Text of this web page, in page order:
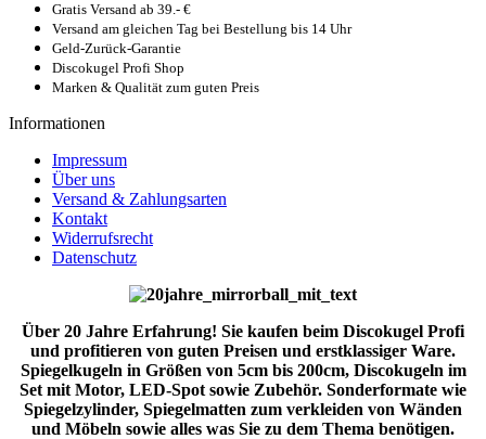
Gratis Versand ab 39.- €
Versand am gleichen Tag bei Bestellung bis 14 Uhr
Geld-Zurück-Garantie
Discokugel Profi Shop
Marken & Qualität zum guten Preis
Informationen
Impressum
Über uns
Versand & Zahlungsarten
Kontakt
Widerrufsrecht
Datenschutz
Über 20 Jahre Erfahrung! Sie kaufen beim Discokugel Profi
und profitieren von guten Preisen und erstklassiger Ware.
Spiegelkugeln in Größen von 5cm bis 200cm, Discokugeln im
Set mit Motor, LED-Spot sowie Zubehör. Sonderformate wie
Spiegelzylinder, Spiegelmatten zum verkleiden von Wänden
und Möbeln sowie alles was Sie zu dem Thema benötigen.